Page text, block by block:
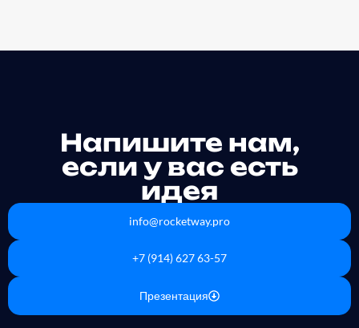
Напишите нам,
если у вас есть
идея
info@rocketway.pro
+7 (914) 627 63-57
Презентация